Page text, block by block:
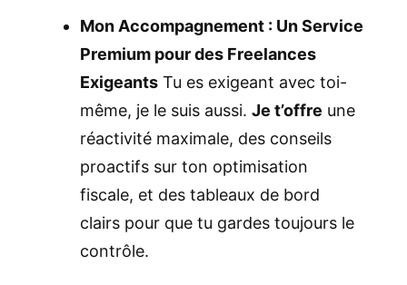
Mon Accompagnement : Un Service
Premium pour des Freelances
Exigeants Tu es exigeant avec toi-
même, je le suis aussi. Je t’offre une
réactivité maximale, des conseils
proactifs sur ton optimisation
fiscale, et des tableaux de bord
clairs pour que tu gardes toujours le
contrôle.